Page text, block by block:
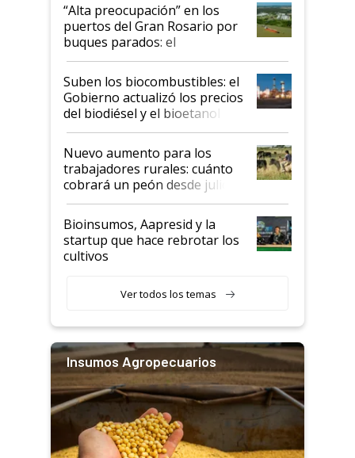
“Alta preocupación” en los
puertos del Gran Rosario por
buques parados: el
funcionamiento de las
exportadoras en tensión tras
la medida de fuerza de los
prácticos
Suben los biocombustibles: el
Gobierno actualizó los precios
del biodiésel y el bioetanol
Nuevo aumento para los
trabajadores rurales: cuánto
cobrará un peón desde julio
Bioinsumos, Aapresid y la
startup que hace rebrotar los
cultivos
Ver todos los temas
Insumos Agropecuarios